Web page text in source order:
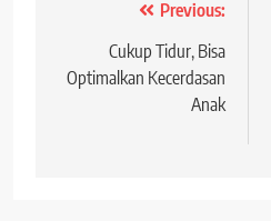
navigation
Previous:
Cukup Tidur, Bisa
Optimalkan Kecerdasan
Anak